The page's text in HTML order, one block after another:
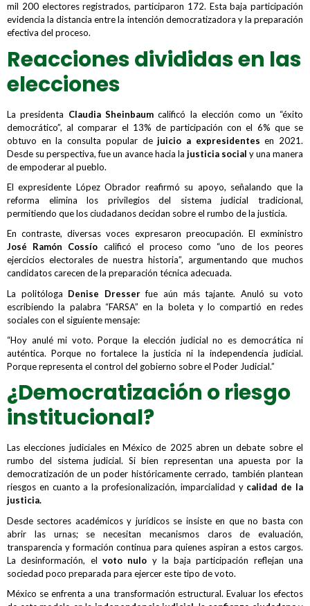
mil 200 electores registrados, participaron 172. Esta baja participación
evidencia la distancia entre la intención democratizadora y la preparación
efectiva del proceso.
Reacciones divididas en las
elecciones
La presidenta Claudia Sheinbaum calificó la elección como un “éxito
democrático”, al comparar el 13% de participación con el 6% que se
obtuvo en la consulta popular dejuicio a expresidentes en 2021.
Desde su perspectiva, fue un avance hacia la justicia social y una manera
de empoderar al pueblo.
El expresidente López Obrador reafirmó su apoyo, señalando que la
reforma elimina los privilegios del sistema judicial tradicional,
permitiendo que los ciudadanos decidan sobre el rumbo de la justicia.
En contraste, diversas voces expresaron preocupación. El exministro
José Ramón Cossío calificó el proceso como “uno de los peores
ejercicios electorales de nuestra historia”, argumentando que muchos
candidatos carecen de la preparación técnica adecuada.
La politóloga Denise Dresserfue aún más tajante. Anuló su voto
escribiendo la palabra “FARSA” en la boleta y lo compartió en redes
sociales con el siguiente mensaje:
“Hoy anulé mi voto. Porque la elección judicial no es democrática ni
auténtica. Porque no fortalece la justicia ni la independencia judicial.
Porque representa el control del gobierno sobre el Poder Judicial.”
¿Democratización o riesgo
institucional?
Las elecciones judiciales en México de 2025 abren un debate sobre el
rumbo del sistema judicial. Si bien representan una apuesta por la
democratización de un poder históricamente cerrado, también plantean
riesgos en cuanto a la profesionalización, imparcialidad y calidad de la
justicia.
Desde sectores académicos y jurídicos se insiste en que no basta con
abrir las urnas; se necesitan mecanismos claros de evaluación,
transparencia y formación continua para quienes aspiran a estos cargos.
La desinformación, el voto nulo y la baja participación reflejan una
sociedad poco preparada para ejercer este tipo de voto.
México se enfrenta a una transformación estructural. Evaluar los efectos